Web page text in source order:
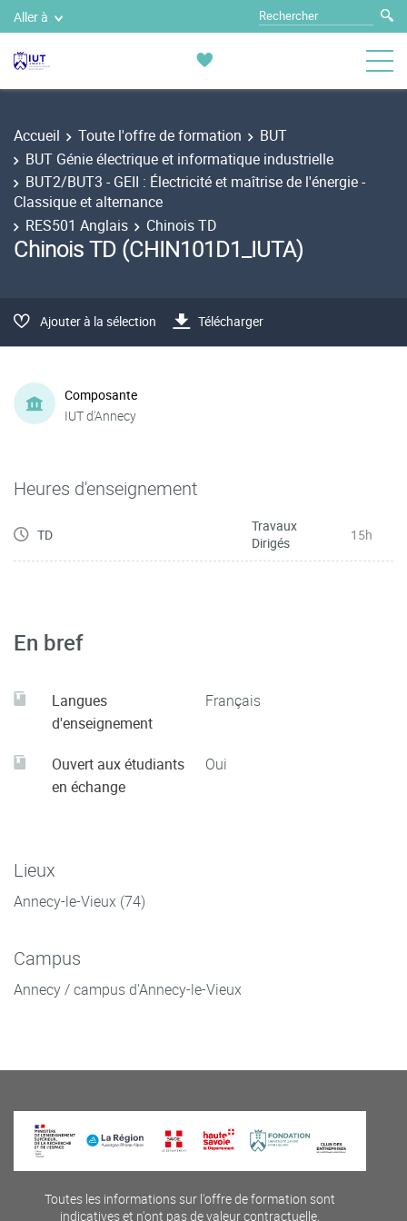
Aller à
Accueil Toute l'offre de formation
BUT
BUT Génie électrique et informatique industrielle
BUT2/BUT3 - GEII : Électricité et maîtrise de l'énergie -
Classique et alternance
RES501 Anglais
Chinois TD
Chinois TD (CHIN101D1_IUTA)
Ajouter à la sélection Télécharger
Composante
IUT d'Annecy
Heures d'enseignement
TD
Travaux
Dirigés
15h
En bref
Langues
d'enseignement
Français
Ouvert aux étudiants
en échange
Oui
Lieux
Annecy-le-Vieux (74)
Campus
Annecy / campus d'Annecy-le-Vieux
Toutes les informations sur l'offre de formation sont
indicatives et n'ont pas de valeur contractuelle.